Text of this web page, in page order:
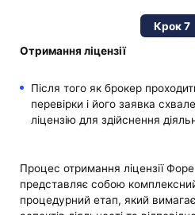
Крок 7
Отримання ліцензії
Після того як брокер
перевірки і його заявка
ліцензію для здійснення
Процес отримання ліцензії
представляє собою
процедурний етап, який